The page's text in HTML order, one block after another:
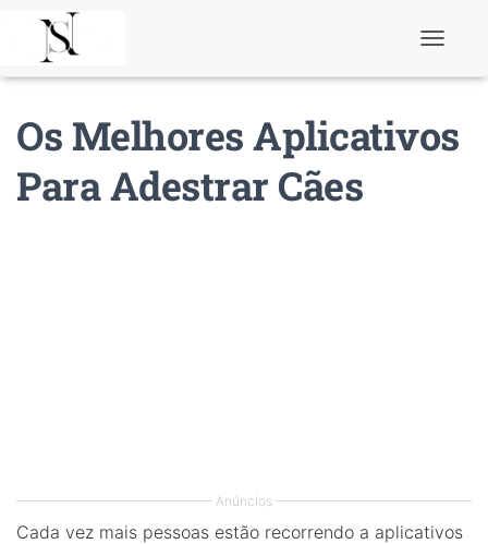
l
e
Os Melhores Aplicativos
Para Adestrar Cães
Anúncios
Cada vez mais pessoas estão recorrendo a aplicativos